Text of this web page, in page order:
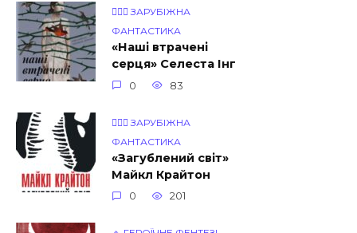
🧝🏾‍♀️ ЗАРУБІЖНА
ФАНТАСТИКА
«Наші втрачені
серця» Селеста Інг
0 83
🧝🏾‍♀️ ЗАРУБІЖНА
ФАНТАСТИКА
«Загублений світ»
Майкл Крайтон
0 201